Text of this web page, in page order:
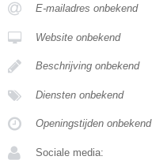
E-mailadres onbekend
Website onbekend
Beschrijving onbekend
Diensten onbekend
Openingstijden onbekend
Sociale media: